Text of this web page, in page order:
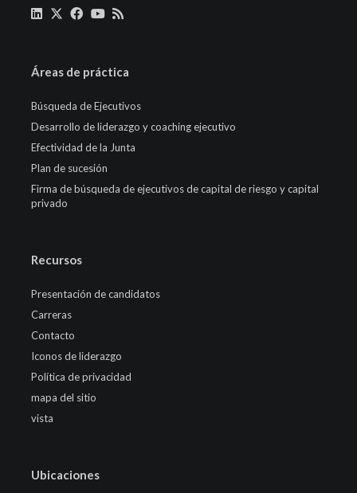
Áreas de práctica
Búsqueda de Ejecutivos
Desarrollo de liderazgo y coaching ejecutivo
Efectividad de la Junta
Plan de sucesión
Firma de búsqueda de ejecutivos de capital de riesgo y capital
privado
Recursos
Presentación de candidatos
Carreras
Contacto
Iconos de liderazgo
Política de privacidad
mapa del sitio
vista
Ubicaciones